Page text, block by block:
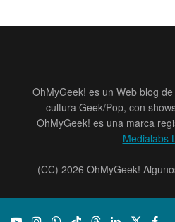
OhMyGeek! es un Web blog
cultura Geek/Pop, con
OhMyGeek! es una marca
Medialabs
(CC) 2026 OhMyGeek!